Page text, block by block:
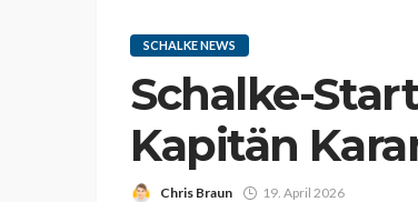
SCHALKE NEWS
Schalke-
Kapitän
Chris Braun 19. April 2026